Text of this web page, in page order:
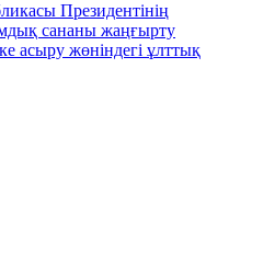
Президентінің
сананы жаңғырту
асыру жөніндегі ұлттық